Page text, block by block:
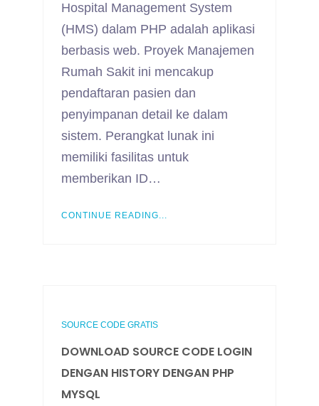
Hospital Management System
(HMS) dalam PHP adalah aplikasi
berbasis web. Proyek Manajemen
Rumah Sakit ini mencakup
pendaftaran pasien dan
penyimpanan detail ke dalam
sistem. Perangkat lunak ini
memiliki fasilitas untuk
memberikan ID…
CONTINUE READING...
SOURCE CODE GRATIS
DOWNLOAD SOURCE CODE LOGIN
DENGAN HISTORY DENGAN PHP
MYSQL